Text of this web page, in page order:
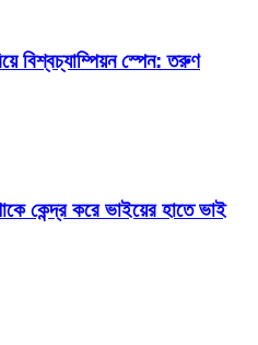
বিশ্বচ্যাম্পিয়ন স্পেন: তরুণ
কেন্দ্র করে ভাইয়ের হাতে ভাই